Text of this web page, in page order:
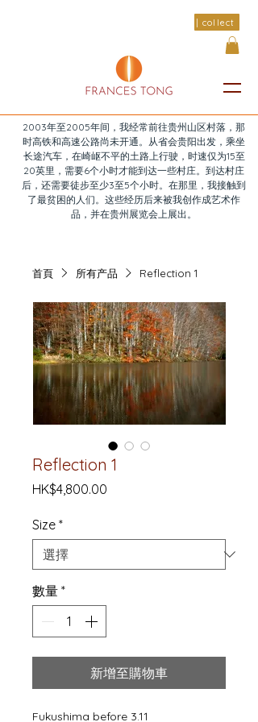
| collect
2003年至2005年间，我经常前往贵州山区村落，那
时高铁和高速公路尚未开通。从省会贵阳出发，乘坐
长途汽车，在崎岖不平的土路上行驶，时速仅为15至
20英里，需要6个小时才能到达一些村庄。到达村庄
后，还需要徒步至少3至5个小时。在那里，我接触到
了最贫困的人们。这些经历后来被我创作成艺术作
品，并在贵州展览会上展出。
首頁 所有产品 Reflection 1
Reflection 1
HK$4,800.00
Size *
數量 *
新增至購物車
Fukushima before 3.11